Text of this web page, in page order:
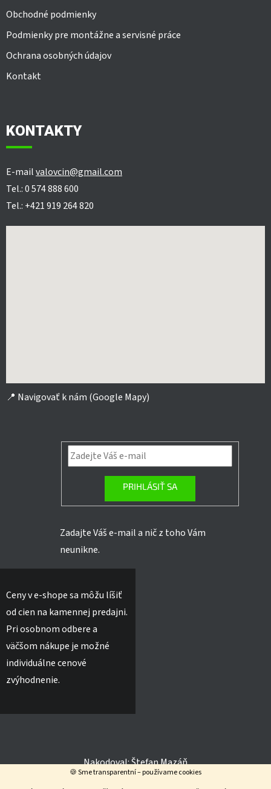
🍪 Sme transparentní – používame cookies
Obchodné podmienky
Podmienky pre montážne a servisné práce
Ochrana osobných údajov
Kontakt
KONTAKTY
E-mailvalovcin@gmail.com
Tel.: 0 574 888 600
Tel.: +421 919 264 820
📍 Navigovať k nám (Google Mapy)
PRIHLÁSIŤ SA
Zadajte Váš e-mail a nič z toho Vám
neunikne.
Ceny v e-shope sa môžu líšiť
od cien na kamennej predajni.
Pri osobnom odbere a
väčšom nákupe je možné
individuálne cenové
zvýhodnenie.
Nakodoval:Štefan Mazáň